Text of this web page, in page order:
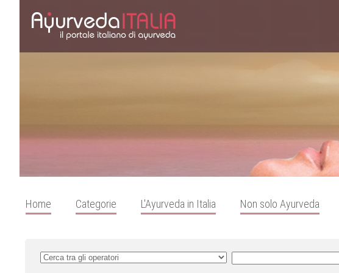
Home Categorie L'Ayurveda in Italia Non solo Ayurveda